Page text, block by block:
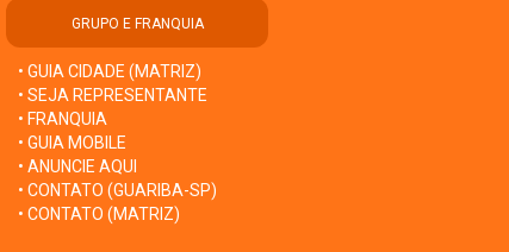
GRUPO E FRANQUIA
• GUIA CIDADE (MATRIZ)
• SEJA REPRESENTANTE
• FRANQUIA
• GUIA MOBILE
• ANUNCIE AQUI
• CONTATO (GUARIBA-SP)
• CONTATO (MATRIZ)